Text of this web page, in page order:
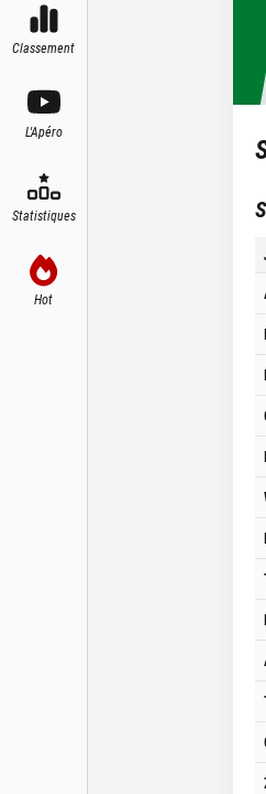
Classement
L'Apéro
Statistiques
Hot